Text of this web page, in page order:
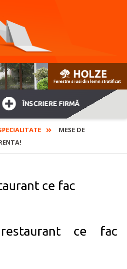
ÎNSCRIERE FIRMĂ
MESE DE
ce fac
ce fac